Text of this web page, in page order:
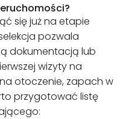
się już na etapie
pozwala
dokumentacją lub
wizyty na
otoczenie, zapach w
przygotować listę